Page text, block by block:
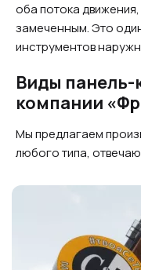
оба потока
замеченным. Это
инструментов
Виды
компании
Мы предлагаем
любого типа,